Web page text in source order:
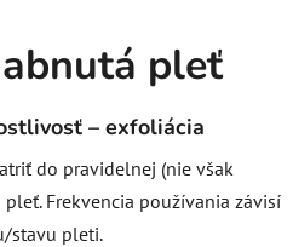
pleť
– exfoliácia
do pravidelnej (nie však
Frekvencia používania závisí
stavu pleti.